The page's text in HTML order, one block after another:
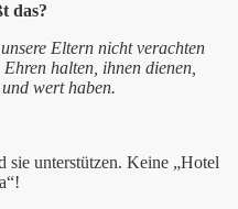
das?
Eltern nicht verachten
halten, ihnen dienen,
wert haben.
sie unterstützen. Keine „Hotel